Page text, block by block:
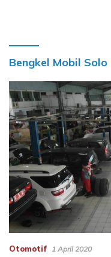
Bengkel Mobil Solo
Otomotif 1 April 2020